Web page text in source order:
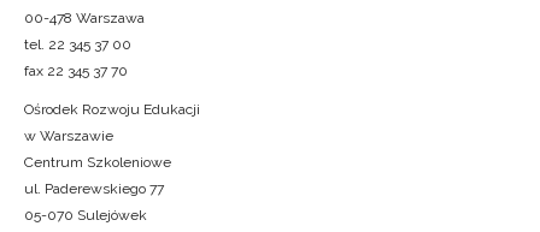
00-478 Warszawa
tel. 22 345 37 00
fax 22 345 37 70
Ośrodek Rozwoju Edukacji
w Warszawie
Centrum Szkoleniowe
ul. Paderewskiego 77
05-070 Sulejówek